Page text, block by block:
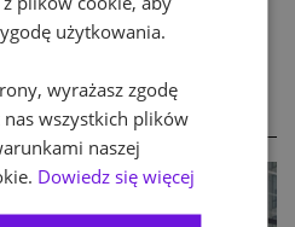
użytkowania.
wyrażasz zgodę
wszystkich plików
naszej
Dowiedz się więcej